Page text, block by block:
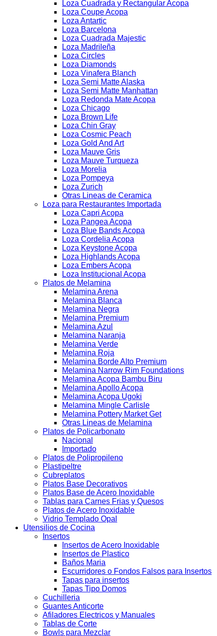
Loza Cuadrada y Rectangular Acopa
Loza Coupe Acopa
Loza Antartic
Loza Barcelona
Loza Cuadrada Majestic
Loza Madrileña
Loza Circles
Loza Diamonds
Loza Vinafera Blanch
Loza Semi Matte Alaska
Loza Semi Matte Manhattan
Loza Redonda Mate Acopa
Loza Chicago
Loza Brown Life
Loza Chin Gray
Loza Cosmic Peach
Loza Gold And Art
Loza Mauve Gris
Loza Mauve Turqueza
Loza Morelia
Loza Pompeya
Loza Zurich
Otras Lineas de Ceramica
Loza para Restaurantes Importada
Loza Capri Acopa
Loza Pangea Acopa
Loza Blue Bands Acopa
Loza Cordelia Acopa
Loza Keystone Acopa
Loza Highlands Acopa
Loza Embers Acopa
Loza Institucional Acopa
Platos de Melamina
Melamina Arena
Melamina Blanca
Melamina Negra
Melamina Premium
Melamina Azul
Melamina Naranja
Melamina Verde
Melamina Roja
Melamina Borde Alto Premium
Melamina Narrow Rim Foundations
Melamina Acopa Bambu Biru
Melamina Apollo Acopa
Melamina Acopa Ugoki
Melamina Mingle Carlisle
Melamina Pottery Market Get
Otras Lineas de Melamina
Platos de Policarbonato
Nacional
Importado
Platos de Polipropileno
Plastipeltre
Cubreplatos
Platos Base Decorativos
Platos Base de Acero Inoxidable
Tablas para Carnes Frias y Quesos
Platos de Acero Inoxidable
Vidrio Templado Opal
Utensilios de Cocina
Insertos
Insertos de Acero Inoxidable
Insertos de Plastico
Baños Maria
Escurridores o Fondos Falsos para Insertos
Tapas para insertos
Tapas Tipo Domos
Cuchilleria
Guantes Anticorte
Afiladores Electricos y Manuales
Tablas de Corte
Bowls para Mezclar